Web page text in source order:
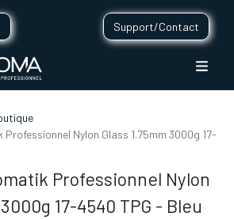
Support/Contact
Nylon Glass 1.75mm 3000g 17-
Professionnel Nylon
17-4540 TPG - Bleu